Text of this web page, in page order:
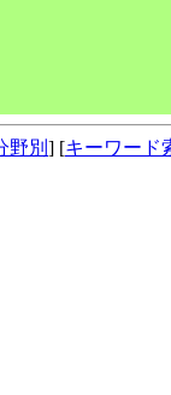
野別 ] [キーワード